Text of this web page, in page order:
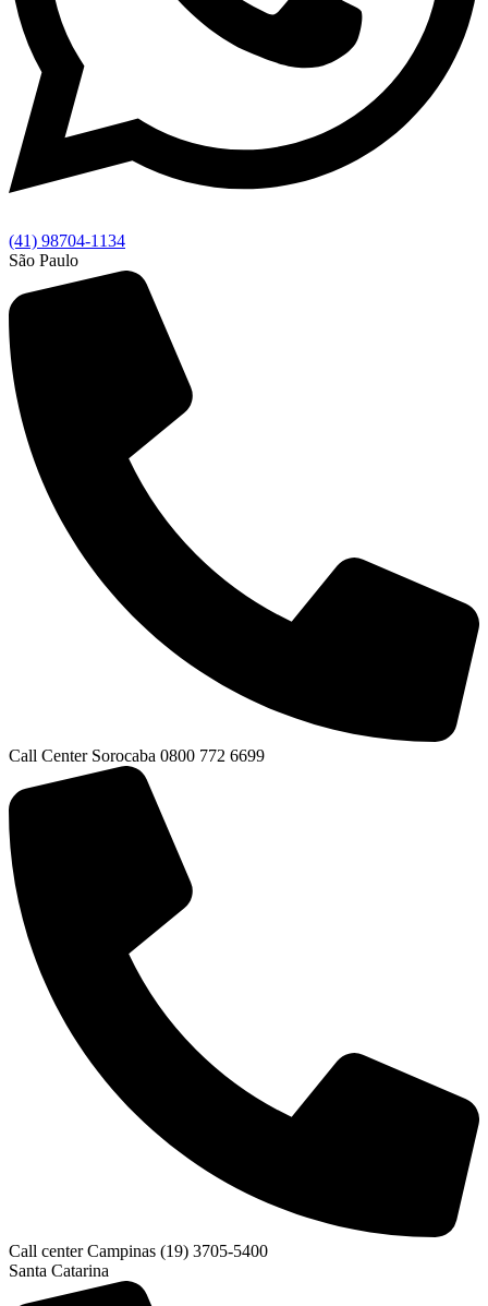
(41) 98704-1134
São Paulo
Call Center Sorocaba 0800 772 6699
Call center Campinas (19) 3705-5400
Santa Catarina